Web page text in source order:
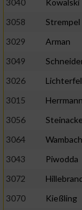
3040
Kowalski
3058
Strempel
3029
Arman
3049
3026
3015
Herrmann
3056
3064
Wambach
3043
Piwodda
3072
3070
Kießling